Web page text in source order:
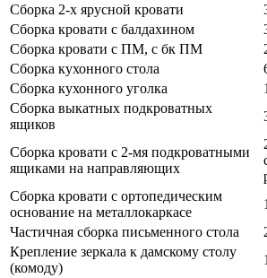
Сборка 2-х ярусной кровати
Сборка кровати с балдахином
Сборка кровати с ПМ, с бк ПМ
Сборка кухонного стола
Сборка кухонного уголка
Сборка выкатных подкроватных
ящиков
Сборка кровати с 2-мя подкроватными
ящиками на направляющих
Сборка кровати с ортопедическим
основание на металлокаркасе
Частичная сборка письменного стола
Крепление зеркала к дамскому столу
(комоду)